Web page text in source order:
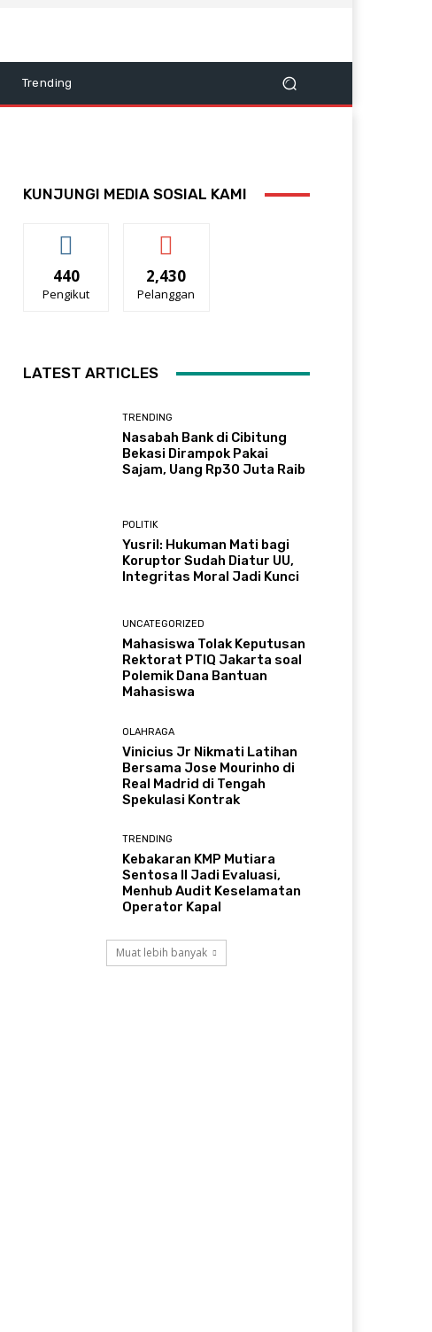
Trending
KUNJUNGI MEDIA SOSIAL KAMI
440
Pengikut
2,430
Pelanggan
LATEST ARTICLES
TRENDING
Nasabah Bank di Cibitung
Bekasi Dirampok Pakai
Sajam, Uang Rp30 Juta Raib
POLITIK
Yusril: Hukuman Mati bagi
Koruptor Sudah Diatur UU,
Integritas Moral Jadi Kunci
UNCATEGORIZED
Mahasiswa Tolak Keputusan
Rektorat PTIQ Jakarta soal
Polemik Dana Bantuan
Mahasiswa
OLAHRAGA
Vinicius Jr Nikmati Latihan
Bersama Jose Mourinho di
Real Madrid di Tengah
Spekulasi Kontrak
TRENDING
Kebakaran KMP Mutiara
Sentosa II Jadi Evaluasi,
Menhub Audit Keselamatan
Operator Kapal
Muat lebih banyak